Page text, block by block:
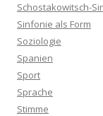
Schostakowitsch-
Sinfonie als Form
Soziologie
Spanien
Sport
Sprache
Stimme